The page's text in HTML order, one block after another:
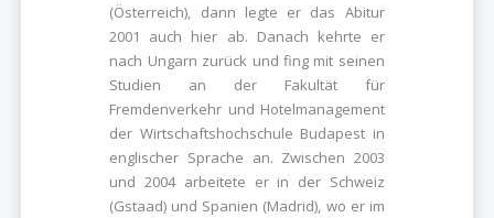
(Österreich), dann legte er das Abitur
2001 auch hier ab. Danach kehrte er
nach Ungarn zurück und fing mit seinen
Studien an der Fakultät für
Fremdenverkehr und Hotelmanagement
der Wirtschaftshochschule Budapest in
englischer Sprache an. Zwischen 2003
und 2004 arbeitete er in der Schweiz
(Gstaad) und Spanien (Madrid), wo er im